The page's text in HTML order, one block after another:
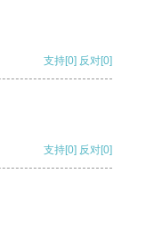
支持[0] 反对[0]
支持[0] 反对[0]